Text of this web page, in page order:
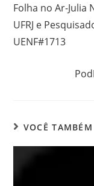
Folha no Ar-Julia
UFRJ e
UENF#1713
VOCÊ